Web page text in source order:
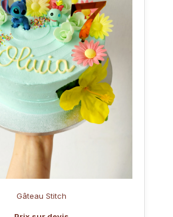
Gâteau Stitch